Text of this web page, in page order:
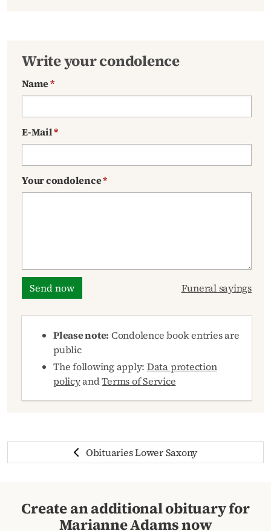
Write your condolence
Name*
E-Mail*
Your condolence*
Send now Funeral sayings
Please note: Condolence book entries are
public
The following apply: Data protection
policyandTerms of Service
Obituaries Lower Saxony
Create an additional obituary for
Marianne Adams now